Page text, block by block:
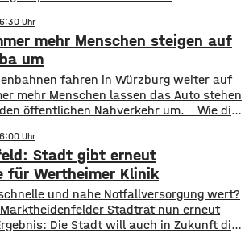
veröffentlicht.
der Schwerlastverkehr aufgrund der
der Nassachbrücke in Haßfurt
hat. Durch die Begrenzung der
soll das über 50 Jahre
mehr Menschen steigen auf
um
fahren in Würzburg weiter auf
mehr Menschen lassen das Auto stehen
öffentlichen Nahverkehr um. ​Wie die
transportiert wie nie zuvor. Insgesamt
Menschen im öffentlichen
​Besonders deutlich zeigt sich
Stadt gibt erneut
für Wertheimer Klinik
und nahe Notfallversorgung wert?
Stadtrat nun erneut
Die Stadt will auch in Zukunft die